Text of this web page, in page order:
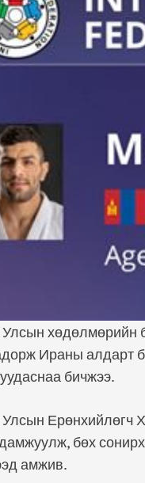
хөдөлмөрийн
Ираны алдарт
бичжээ.
Ерөнхийлөгч
бөх
амжив.